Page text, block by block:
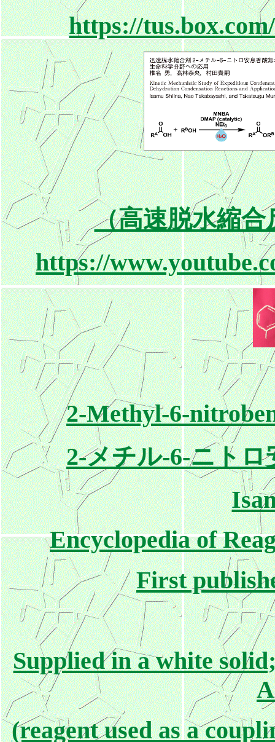
https://
（高速脱水縮合
https://
2-Methyl-6-
2-メチル-6-ニト
Encyclopedia of
First
Supplied in a white
(reagent used as a